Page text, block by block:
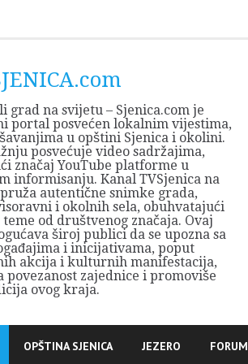
grad na svijetu – Sjenica.com je
portal posvećen lokalnim vijestima,
u opštini Sjenica i okolini.
posvećuje video sadržajima,
značaj YouTube platforme u
informisanju. Kanal TVSjenica na
autentične snimke grada,
i okolnih sela, obuhvatajući
od društvenog značaja. Ovaj
široj publici da se upozna sa
i inicijativama, poput
akcija i kulturnih manifestacija,
povezanost zajednice i promoviše
ovog kraja.
OPŠTINA SJENICA JEZERO FORUM